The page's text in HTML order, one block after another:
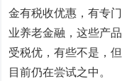
金有税收优惠，有专
业养老金融，这些产
受税优，有些不是，
目前仍在尝试之中。